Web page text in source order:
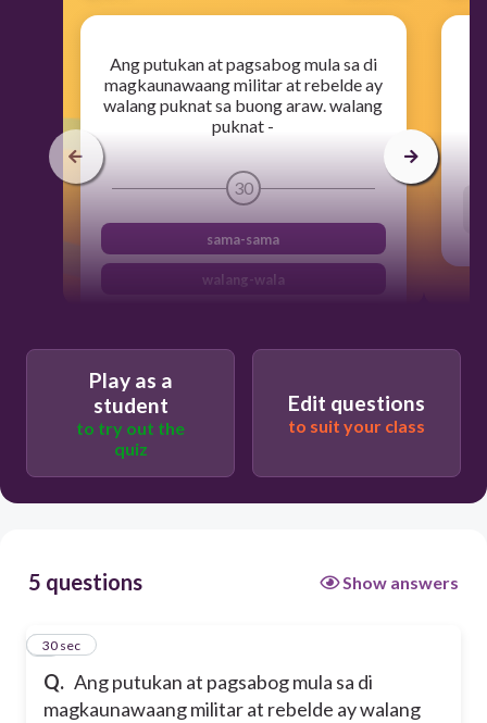
Ang putukan at pagsabog mula sa di
magkaunawaang militar at rebelde ay
walang puknat sa buong araw. walang
puknat -
30
sama-sama
walang-wala
nakakatakot
Play as a
student
to try out the
quiz
Edit questions
to suit your class
5 questions Show answers
Q. Ang putukan at pagsabog mula sa di
magkaunawaang militar at rebelde ay walang
1
30 sec